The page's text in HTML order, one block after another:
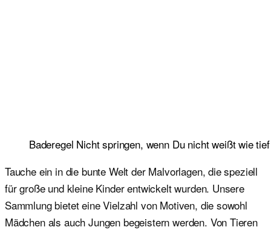
Baderegel Nicht springen, wenn Du nicht weißt wie
Tauche ein in die bunte Welt der Malvorlagen, die speziell
für große und kleine Kinder entwickelt wurden. Unsere
Sammlung bietet eine Vielzahl von Motiven, die sowohl
Mädchen als auch Jungen begeistern werden. Von Tieren